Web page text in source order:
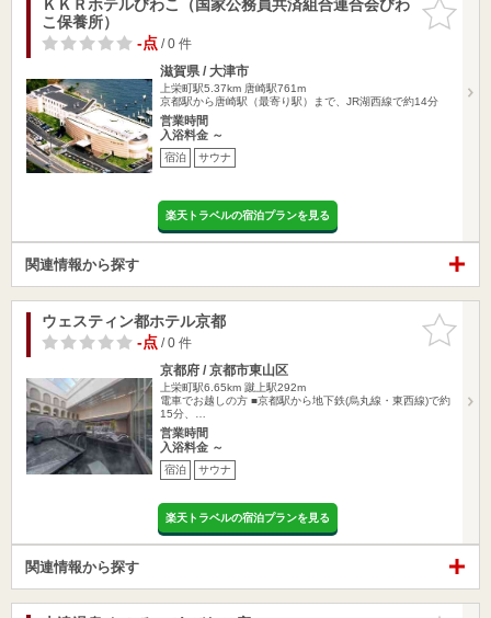
お気に入
りに追加
ＫＫＲホテルびわこ（国家公務員共済組合連合会びわ
こ保養所）
-点/ 0 件
滋賀県 / 大津市
上栄町駅5.37km 唐崎駅761m
京都駅から唐崎駅（最寄り駅）まで、JR湖西線で約14分
営業時間
入浴料金 ～
宿泊 サウナ
楽天トラベルの宿泊プランを見る
関連情報から探す
お気に入
りに追加
ウェスティン都ホテル京都
-点/ 0 件
京都府 / 京都市東山区
上栄町駅6.65km 蹴上駅292m
電車でお越しの方 ■京都駅から地下鉄(烏丸線・東西線)で約
15分、…
営業時間
入浴料金 ～
宿泊 サウナ
楽天トラベルの宿泊プランを見る
関連情報から探す